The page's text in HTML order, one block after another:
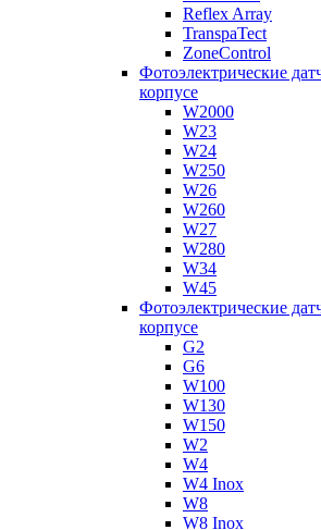
Reflex Array
TranspaTect
ZoneControl
Фотоэлектрические
корпусе
W2000
W23
W24
W250
W26
W260
W27
W280
W34
W45
Фотоэлектрические
корпусе
G2
G6
W100
W130
W150
W2
W4
W4 Inox
W8
W8 Inox